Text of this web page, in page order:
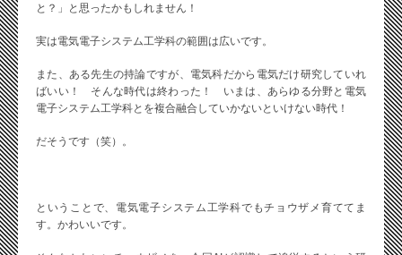
と？」と思ったかもしれません！
実は電気電子システム工学科の範囲は広いです。
また、ある先生の持論ですが、電気科だから電気だけ研究していれ
ばいい！ そんな時代は終わった！ いまは、あらゆる分野と電気
電子システム工学科とを複合融合していかないといけない時代！
だそうです（笑）。
ということで、電気電子システム工学科でもチョウザメ育ててま
す。かわいいです。